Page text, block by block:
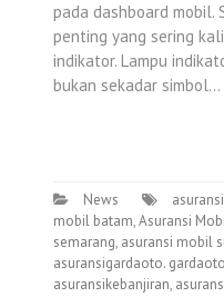
pada dashboard mobil.
penting yang sering
indikator. Lampu
bukan sekadar simbol…
News
mobil batam,Asuransi
semarang, asuransi mobil
asuransigardaoto. gardaoto
asuransikebanjiran,